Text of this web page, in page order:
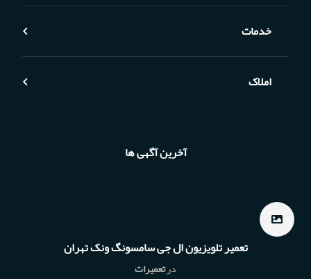
خدمات
املاک
آخرین آگهی ها
تعمیر تلویزیون ال جی سامسونگ ونک تهران
درتعمیرات